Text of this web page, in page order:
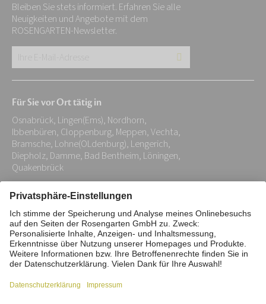
Bleiben Sie stets informiert. Erfahren Sie alle
Neuigkeiten und Angebote mit dem
ROSENGARTEN-Newsletter.
E-
Adresse:
*
Für Sie vor Ort tätig in
Osnabrück, Lingen(Ems), Nordhorn,
Ibbenbüren, Cloppenburg, Meppen, Vechta,
Bramsche, Lohne(OLdenburg), Lengerich,
Diepholz, Damme, Bad Bentheim, Löningen,
Quakenbrück
Impressum Datenschutz
Stiftung
Interne Meldestelle
Zahlungsmittel
Barrierefreiheitserklärung
Vertrag widerrufen